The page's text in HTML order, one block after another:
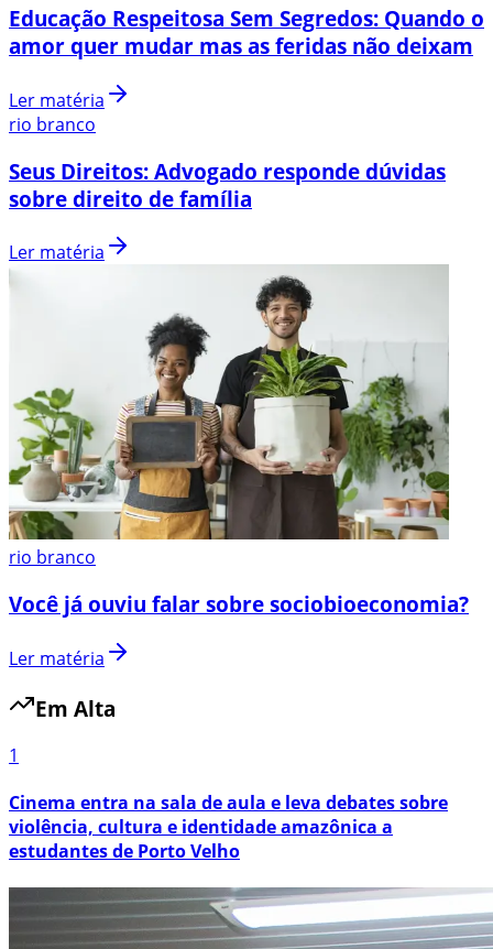
Educação Respeitosa Sem Segredos: Quando o
amor quer mudar mas as feridas não deixam
Ler matéria
rio branco
Seus Direitos: Advogado responde dúvidas
sobre direito de família
Ler matéria
rio branco
Você já ouviu falar sobre sociobioeconomia?
Ler matéria
Em Alta
1
Cinema entra na sala de aula e leva debates sobre
violência, cultura e identidade amazônica a
estudantes de Porto Velho